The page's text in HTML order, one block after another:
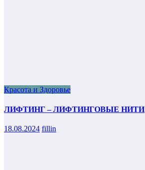
Красота и Здоровье
ЛИФТИНГ – ЛИФТИНГОВЫЕ НИТИ
18.08.2024 fillin